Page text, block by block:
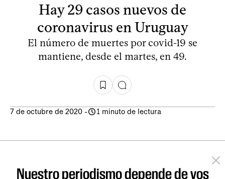
Hay 29 casos nuevos de
coronavirus en Uruguay
El número de muertes por covid-19 se
mantiene, desde el martes, en 49.
7 de octubre de 2020 - 1 minuto de lectura
Nuestro periodismo depende de vos